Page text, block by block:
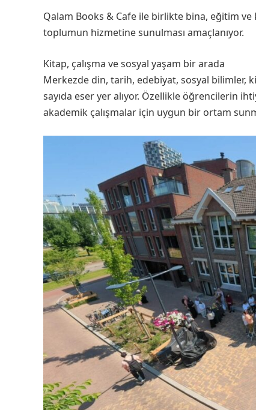
Qalam Books & Cafe ile birlikte bina, eğitim
toplumun hizmetine sunulması amaçlanıyor.
Kitap, çalışma ve sosyal yaşam bir arada
Merkezde din, tarih, edebiyat, sosyal bilimler,
sayıda eser yer alıyor. Özellikle öğrencilerin
akademik çalışmalar için uygun bir ortam